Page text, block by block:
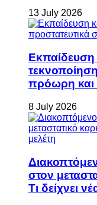
13 July 2026
Εκπαίδευση
πρόωρη
8 July 2026
στον
Τι δείχνει